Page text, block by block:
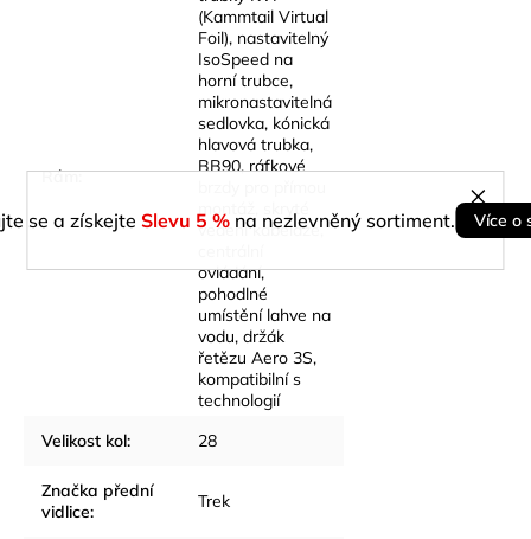
se a získejte Slevu 5 % na nezlevněný sortiment. Více o
Rám:
(Kammtail Virtual
Foil), nastavitelný
IsoSpeed na
horní trubce,
mikronastavitelná
sedlovka, kónická
hlavová trubka,
BB90, ráfkové
vedení kabeláže,
ovládání,
pohodlné
umístění lahve na
vodu, držák
řetězu Aero 3S,
kompatibilní s
technologií
Velikost kol: 28
Značka přední
vidlice: Trek